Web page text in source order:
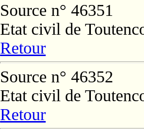
Source n° 46351
Etat civil de
Retour
Source n° 46352
Etat civil de
Retour